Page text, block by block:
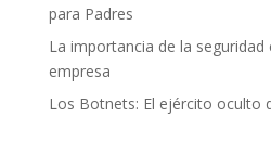
para Padres
La importancia de la seguridad
empresa
Los Botnets: El ejército oculto